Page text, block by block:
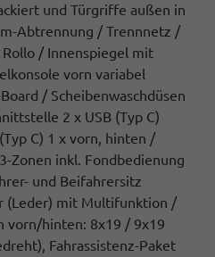
und Türgriffe außen in
Abtrennung / Trennnetz /
/ Innenspiegel mit
vorn variabel
/ Scheibenwaschdüsen
2 x USB (Typ C)
C) 1 x vorn, hinten /
Zonen inkl. Fondbedienung
und Beifahrersitz
(Leder) mit Multifunktion /
vorn/hinten: 8x19 / 9x19
Fahrassistenz-Paket